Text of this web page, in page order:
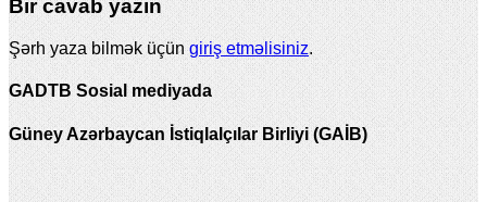
Bir cavab yazın
Şərh yaza bilmək üçüngiriş etməlisiniz.
GADTB Sosial mediyada
Güney Azərbaycan İstiqlalçılar Birliyi (GAİB)